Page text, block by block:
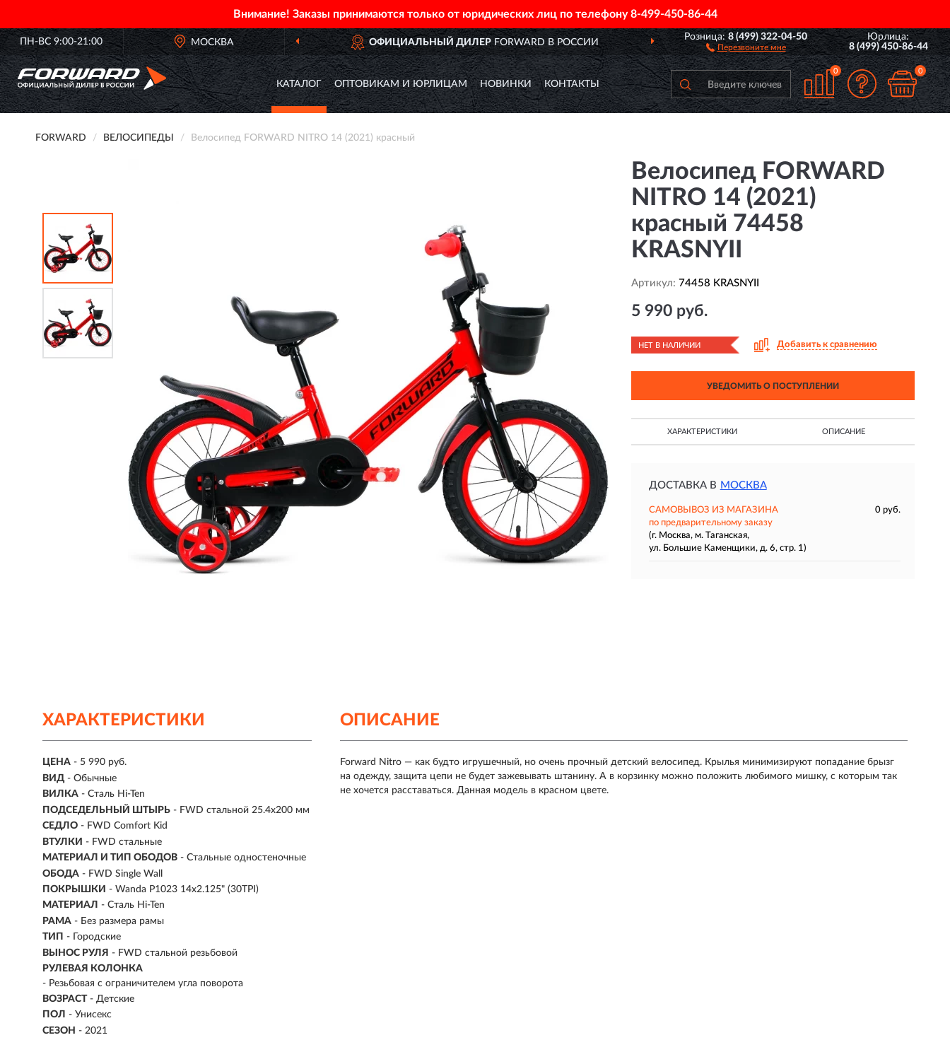
Внимание! Заказы принимаются только от юридических лиц по телефону8-499-450-86-44
ПН-ВС 9:00-21:00 МОСКВА ОФИЦИАЛЬНЫЙ ДИЛЕР FORWARD В РОССИИ ДОСТАВИМПО ВСЕЙ РОССИИ
Розница:8 (499) 322-04-50
Перезвоните мне
Юрлица:
8 (499) 450-86-44
КАТАЛОГ ОПТОВИКАМ И ЮРЛИЦАМ НОВИНКИ КОНТАКТЫ
0 0
FORWARD ВЕЛОСИПЕДЫ Велосипед FORWARD NITRO 14 (2021) красный
Велосипед FORWARD
NITRO 14 (2021)
красный 74458
KRASNYII
Артикул: 74458 KRASNYII
5 990 руб.
НЕТ В НАЛИЧИИ Добавить к сравнению
УВЕДОМИТЬ О ПОСТУПЛЕНИИ
ХАРАКТЕРИСТИКИ ОПИСАНИЕ
ДОСТАВКА В МОСКВА
САМОВЫВОЗ ИЗ МАГАЗИНА
0 руб.
по предварительному заказу
(г. Москва, м. Таганская,
ул. Большие Каменщики, д. 6, стр. 1)
ХАРАКТЕРИСТИКИ
ЦЕНА - 5 990 руб.
ВИД - Обычные
ВИЛКА - Сталь Hi-Ten
ПОДСЕДЕЛЬНЫЙ ШТЫРЬ - FWD стальной 25.4x200 мм
СЕДЛО - FWD Comfort Kid
ВТУЛКИ - FWD стальные
МАТЕРИАЛ И ТИП ОБОДОВ - Стальные одностеночные
ОБОДА - FWD Single Wall
ПОКРЫШКИ - Wanda P1023 14x2.125" (30TPI)
МАТЕРИАЛ - Сталь Hi-Ten
РАМА - Без размера рамы
ТИП -
Городские
ВЫНОС РУЛЯ - FWD стальной резьбовой
РУЛЕВАЯ КОЛОНКА
- Резьбовая с ограничителем угла поворота
ВОЗРАСТ - Детские
ПОЛ - Унисекс
СЕЗОН - 2021
ОПИСАНИЕ
Forward Nitro — как будто игрушечный, но очень прочный детский велосипед. Крылья минимизируют попадание брызг
на одежду, защита цепи не будет зажевывать штанину. А в корзинку можно положить любимого мишку, с которым так
не хочется расставаться. Данная модель в красном цвете.